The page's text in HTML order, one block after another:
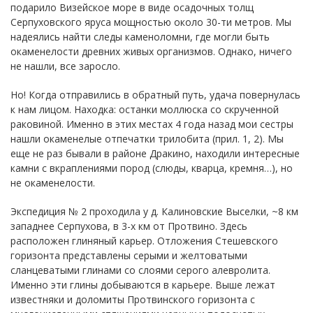
подарило Визейское море в виде осадочных толщ
Серпуховского яруса мощностью около 30-ти метров. Мы
надеялись найти следы каменоломни, где могли быть
окаменелости древних живых организмов. Однако, ничего
не нашли, все заросло.
Но! Когда отправились в обратный путь, удача повернулась
к нам лицом. Находка: останки моллюска со скрученной
раковиной. Именно в этих местах 4 года назад мои сестры
нашли окаменелые отпечатки трилобита (прил. 1, 2). Мы
еще не раз бывали в районе Дракино, находили интересные
камни с вкраплениями пород (слюды, кварца, кремня…), но
не окаменелости.
Экспедиция № 2 проходила у д. Калиновские Выселки, ~8 км
западнее Серпухова, в 3-х км от Протвино. Здесь
расположен глиняный карьер. Отложения Стешевского
горизонта представлены серыми и желтоватыми
сланцеватыми глинами со слоями серого алевролита.
Именно эти глины добываются в карьере. Выше лежат
известняки и доломиты Протвинского горизонта с